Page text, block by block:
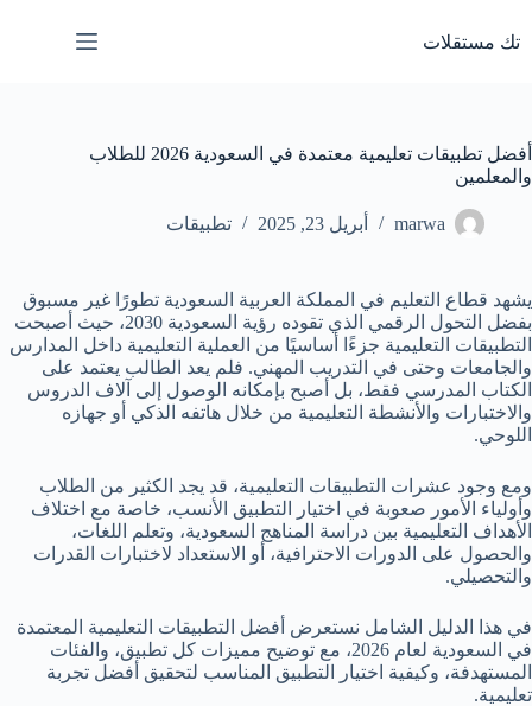
إلى
المحتوى
تك مستقلات
أفضل تطبيقات تعليمية معتمدة في السعودية 2026 للطلاب
والمعلمين
marwa أبريل 23, 2025 تطبيقات
يشهد قطاع التعليم في المملكة العربية السعودية تطورًا غير مسبوق
بفضل التحول الرقمي الذي تقوده رؤية السعودية 2030، حيث أصبحت
التطبيقات التعليمية جزءًا أساسيًا من العملية التعليمية داخل المدارس
والجامعات وحتى في التدريب المهني. فلم يعد الطالب يعتمد على
الكتاب المدرسي فقط، بل أصبح بإمكانه الوصول إلى آلاف الدروس
والاختبارات والأنشطة التعليمية من خلال هاتفه الذكي أو جهازه
اللوحي.
ومع وجود عشرات التطبيقات التعليمية، قد يجد الكثير من الطلاب
وأولياء الأمور صعوبة في اختيار التطبيق الأنسب، خاصة مع اختلاف
الأهداف التعليمية بين دراسة المناهج السعودية، وتعلم اللغات،
والحصول على الدورات الاحترافية، أو الاستعداد لاختبارات القدرات
والتحصيلي.
في هذا الدليل الشامل نستعرض أفضل التطبيقات التعليمية المعتمدة
في السعودية لعام 2026، مع توضيح مميزات كل تطبيق، والفئات
المستهدفة، وكيفية اختيار التطبيق المناسب لتحقيق أفضل تجربة
تعليمية.